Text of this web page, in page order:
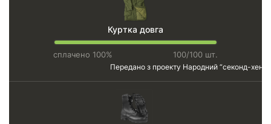
Куртка довга
сплачено 100%
100/100 шт.
Передано з проекту Народний “секонд-хенд”